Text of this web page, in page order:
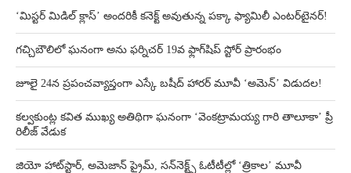
‘మిస్టర్ మిడిల్ క్లాస్’ అందరికీ కనెక్ట్ అవుతున్న పక్కా ఫ్యామిలీ ఎంటర్‌టైనర్!
గచ్చిబౌలిలో ఘనంగా అను ఫర్నిచర్ 19వ ఫ్లాగ్‌షిప్ స్టోర్ ప్రారంభం
జూలై 24న ప్రపంచవ్యాప్తంగా ఎస్కే బషీద్‌ హారర్ మూవీ ‘అమెన్’ విడుదల!
కల్వకుంట్ల కవిత ముఖ్య అతిథిగా ఘనంగా ‘వెంకట్రామయ్య గారి తాలూకా’ ప్రీ
రిలీజ్ వేడుక
జియో హాట్‌స్టార్, అమెజాన్ ప్రైమ్, సన్‌నెక్ట్స్ ఓటీటీల్లో ‘త్రికాల’ మూవీ